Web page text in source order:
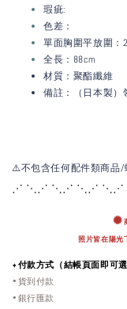
瑕疵:
色差：
單面胸圍平放圍：
全長：88cm
材質：聚酯纖維
備註：（日本製）
⚠️不包含任何配件類商品/
⋰ ⋱⋰ ⋱⋰ ⋱⋰ ⋱⋰
✺
照片皆在陽光
✦付款方式（結帳頁面即可
•貨到付款
•銀行匯款